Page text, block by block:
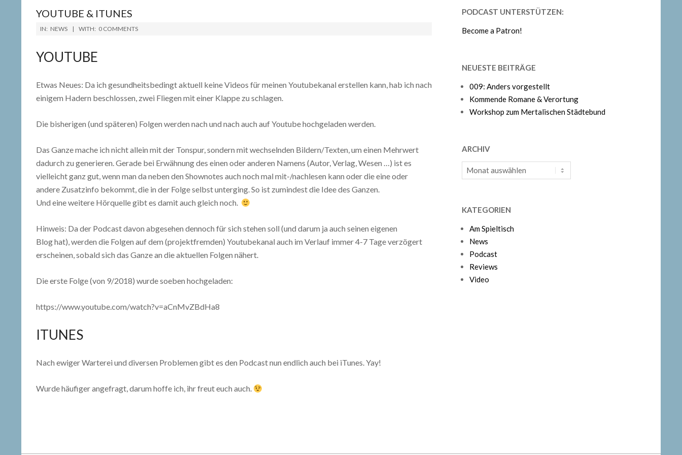
YOUTUBE & ITUNES
2019-
21
IN: NEWS WITH: 0 COMMENTS
YOUTUBE
Etwas Neues: Da ich gesundheitsbedingt aktuell keine Videos für meinen Youtubekanal erstellen kann, hab ich nach
einigem Hadern beschlossen, zwei Fliegen mit einer Klappe zu schlagen.
Die bisherigen (und späteren) Folgen werden nach und nach auch auf Youtube hochgeladen werden.
Das Ganze mache ich nicht allein mit der Tonspur, sondern mit wechselnden Bildern/Texten, um einen Mehrwert
dadurch zu generieren. Gerade bei Erwähnung des einen oder anderen Namens (Autor, Verlag, Wesen …) ist es
vielleicht ganz gut, wenn man da neben den Shownotes auch noch mal mit-/nachlesen kann oder die eine oder
andere Zusatzinfo bekommt, die in der Folge selbst unterging. So ist zumindest die Idee des Ganzen.
Und eine weitere Hörquelle gibt es damit auch gleich noch.
Hinweis: Da der Podcast davon abgesehen dennoch für sich stehen soll (und darum ja auch seinen eigenen
Blog hat), werden die Folgen auf dem (projektfremden) Youtubekanal auch im Verlauf immer 4-7 Tage verzögert
erscheinen, sobald sich das Ganze an die aktuellen Folgen nähert.
Die erste Folge (von 9/2018) wurde soeben hochgeladen:
https://www.youtube.com/watch?v=aCnMvZBdHa8
ITUNES
Nach ewiger Warterei und diversen Problemen gibt es den Podcast nun endlich auch bei iTunes. Yay!
Wurde häufiger angefragt, darum hoffe ich, ihr freut euch auch.
PODCAST UNTERSTÜTZEN:
Become a Patron!
NEUESTE BEITRÄGE
009: Anders vorgestellt
Kommende Romane & Verortung
Workshop zum Mertalischen Städtebund
ARCHIV
Archiv
KATEGORIEN
Am Spieltisch
News
Podcast
Reviews
Video